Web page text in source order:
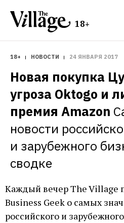
18+
18+ НОВОСТИ 24 ЯНВАРЯ 2017
Новая покупка
угроза Oktogo и
премия Amazon
новости
и зарубежного
сводке
Каждый вечер The Village
Business Geek о самых
российского и